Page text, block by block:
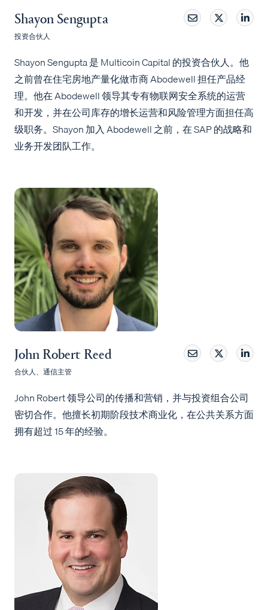
Shayon Sengupta
投资合伙人
Shayon Sengupta 是 Multicoin Capital 的投资合伙人。他
之前曾在住宅房地产量化做市商 Abodewell 担任产品经
理。他在 Abodewell 领导其专有物联网安全系统的运营
和开发，并在公司库存的增长运营和风险管理方面担任高
级职务。Shayon 加入 Abodewell 之前，在 SAP 的战略和
业务开发团队工作。
John Robert Reed
合伙人、通信主管
John Robert 领导公司的传播和营销，并与投资组合公司
密切合作。他擅长初期阶段技术商业化，在公共关系方面
拥有超过 15 年的经验。